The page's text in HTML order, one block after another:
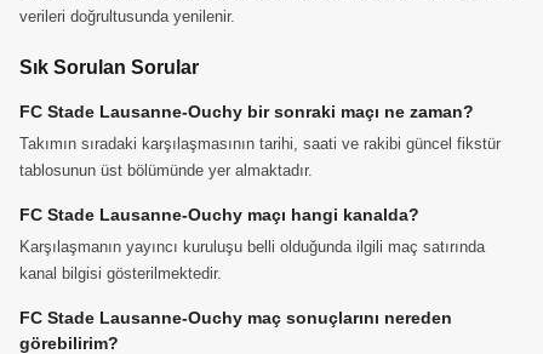
verileri doğrultusunda yenilenir.
Sık Sorulan Sorular
FC Stade Lausanne-Ouchy bir sonraki maçı ne zaman?
Takımın sıradaki karşılaşmasının tarihi, saati ve rakibi güncel fikstür
tablosunun üst bölümünde yer almaktadır.
FC Stade Lausanne-Ouchy maçı hangi kanalda?
Karşılaşmanın yayıncı kuruluşu belli olduğunda ilgili maç satırında
kanal bilgisi gösterilmektedir.
FC Stade Lausanne-Ouchy maç sonuçlarını nereden
görebilirim?